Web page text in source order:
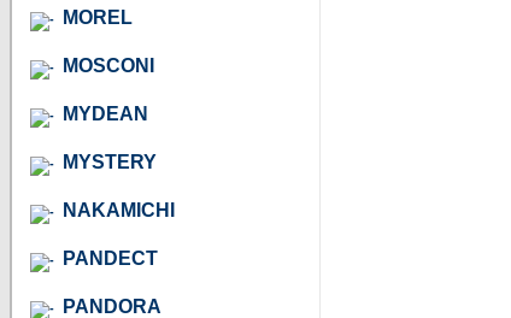
MOREL
MOSCONI
MYDEAN
MYSTERY
NAKAMICHI
PANDECT
PANDORA